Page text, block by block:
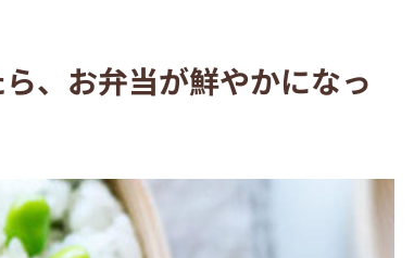
、お弁当が鮮やかになっ